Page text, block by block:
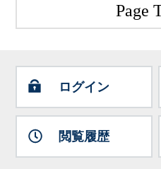
Page
ログイン
閲覧履歴